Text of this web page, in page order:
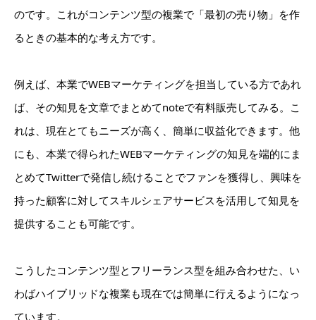
のです。これがコンテンツ型の複業で「最初の売り物」を作
るときの基本的な考え方です。
例えば、本業でWEBマーケティングを担当している方であれ
ば、その知見を文章でまとめてnoteで有料販売してみる。こ
れは、現在とてもニーズが高く、簡単に収益化できます。他
にも、本業で得られたWEBマーケティングの知見を端的にま
とめてTwitterで発信し続けることでファンを獲得し、興味を
持った顧客に対してスキルシェアサービスを活用して知見を
提供することも可能です。
こうしたコンテンツ型とフリーランス型を組み合わせた、い
わばハイブリッドな複業も現在では簡単に行えるようになっ
ています。